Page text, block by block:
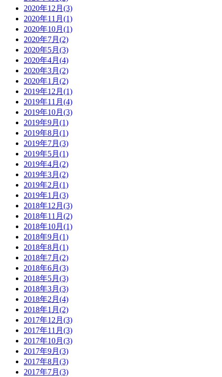
2020年12月(3)
2020年11月(1)
2020年10月(1)
2020年7月(2)
2020年5月(3)
2020年4月(4)
2020年3月(2)
2020年1月(2)
2019年12月(1)
2019年11月(4)
2019年10月(3)
2019年9月(1)
2019年8月(1)
2019年7月(3)
2019年5月(1)
2019年4月(2)
2019年3月(2)
2019年2月(1)
2019年1月(3)
2018年12月(3)
2018年11月(2)
2018年10月(1)
2018年9月(1)
2018年8月(1)
2018年7月(2)
2018年6月(3)
2018年5月(3)
2018年3月(3)
2018年2月(4)
2018年1月(2)
2017年12月(3)
2017年11月(3)
2017年10月(3)
2017年9月(3)
2017年8月(3)
2017年7月(3)